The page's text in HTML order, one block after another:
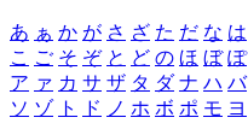
あ ぁ か が さ ざ た だ な は
こ ご そ ぞ と ど の ほ ぼ ぽ
ア ァ カ サ ザ タ ダ ナ ハ バ
ソ ゾ ト ド ノ ホ ボ ポ モ ヨ